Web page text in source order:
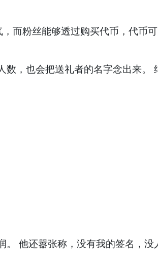
而粉丝能够透过购买代币，代币
，也会把送礼者的名字念出来。
他还嚣张称，没有我的签名，没